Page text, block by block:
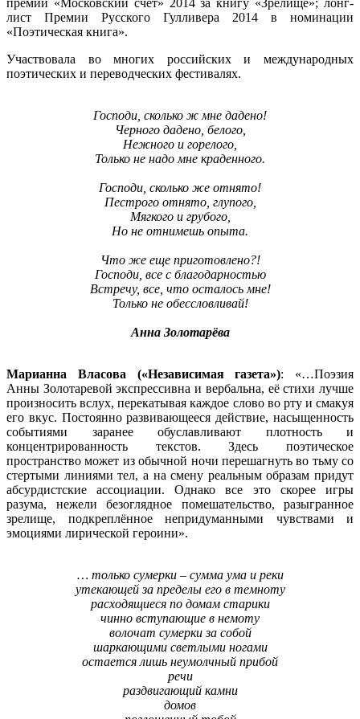
лист Премии Русского Гулливера 2014 в номинации
«Поэтическая книга».
Участвовала во многих российских и международных
поэтических и переводческих фестивалях.
Господи, сколько ж мне дадено!
Черного дадено, белого,
Нежного и горелого,
Только не надо мне краденного.
Господи, сколько же отнято!
Пестрого отнято, глупого,
Мягкого и грубого,
Но не отнимешь опыта.
Что же еще приготовлено?!
Господи, все с благодарностью
Встречу, все, что осталось мне!
Только не обессловливай!
Анна Золотарёва
Марианна Власова («Независимая газета»): «…Поэзия
Анны Золотаревой экспрессивна и вербальна, её стихи лучше
произносить вслух, перекатывая каждое слово во рту и смакуя
его вкус. Постоянно развивающееся действие, насыщенность
событиями заранее обуславливают плотность и
концентрированность текстов. Здесь поэтическое
пространство может из обычной ночи перешагнуть во тьму со
стертыми линиями тел, а на смену реальным образам придут
абсурдистские ассоциации. Однако все это скорее игры
разума, нежели безоглядное помешательство, разыгранное
зрелище, подкреплённое непридуманными чувствами и
эмоциями лирической героини».
… только сумерки – сумма ума и реки
утекающей за пределы его в темноту
расходящиеся по домам старики
чинно вступающие в немоту
волочат сумерки за собой
шаркающими светлыми ногами
остается лишь неумолчный прибой
речи
раздвигающий камни
домов